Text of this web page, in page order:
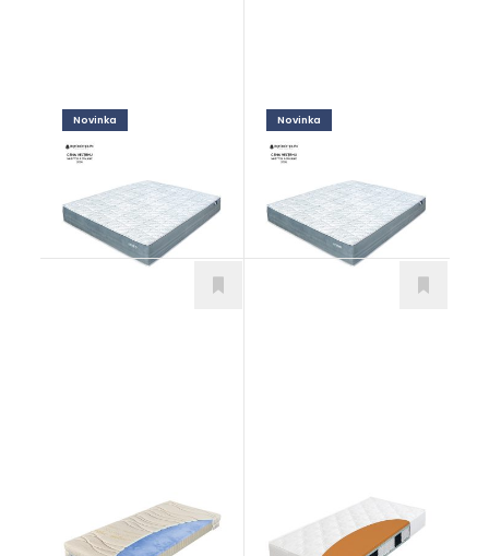
Novinka
Enviro Oxy Pocket
Matrace
Novinka
Enviro Oxy
Matrace
od 451,00€